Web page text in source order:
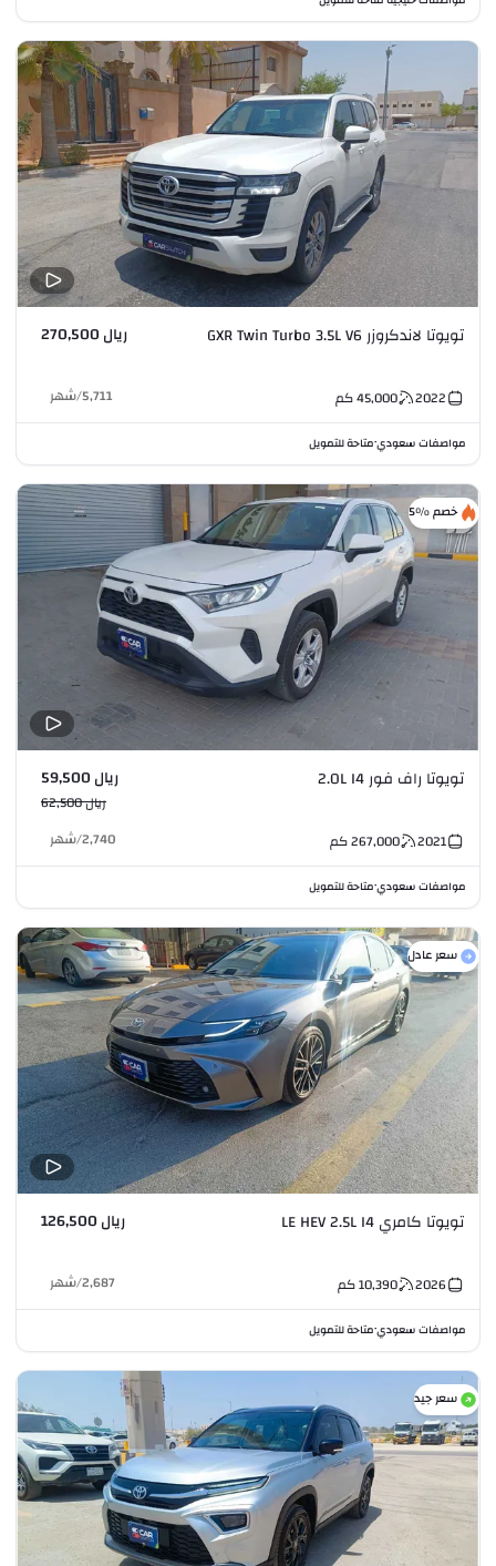
تويوتا لاندكروزر GXR Twin Turbo 3.5L V6 ريال 270,500
2022
45,000كم 5,711
/شهر
مواصفات سعودي•متاحة للتمويل
خصم %5
تويوتا راف فور 2.0L I4 ريال 59,500
ريال 62,500
2021
267,000كم 2,740
/شهر
مواصفات سعودي•متاحة للتمويل
سعر عادل
تويوتا كامري LE HEV 2.5L I4 ريال 126,500
2026
10,390كم 2,687
/شهر
مواصفات سعودي•متاحة للتمويل
سعر جيد